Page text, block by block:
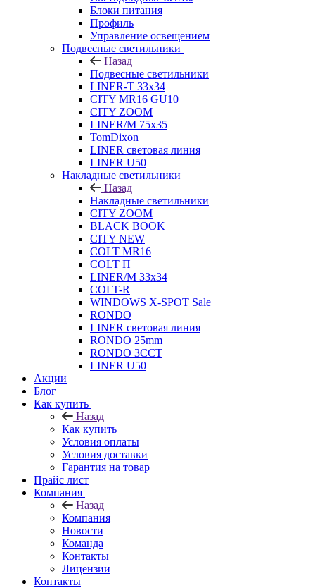
Блоки питания
Профиль
Управление освещением
Подвесные светильники
Назад
Подвесные светильники
LINER-T 33x34
CITY MR16 GU10
CITY ZOOM
LINER/M 75х35
TomDixon
LINER световая линия
LINER U50
Накладные светильники
Назад
Накладные светильники
CITY ZOOM
BLACK BOOK
CITY NEW
COLT MR16
COLT П
LINER/М 33х34
COLT-R
WINDOWS X-SPOT Sale
RONDO
LINER световая линия
RONDO 25mm
RONDO 3CCT
LINER U50
Акции
Блог
Как купить
Назад
Как купить
Условия оплаты
Условия доставки
Гарантия на товар
Прайс лист
Компания
Назад
Компания
Новости
Команда
Контакты
Лицензии
Контакты